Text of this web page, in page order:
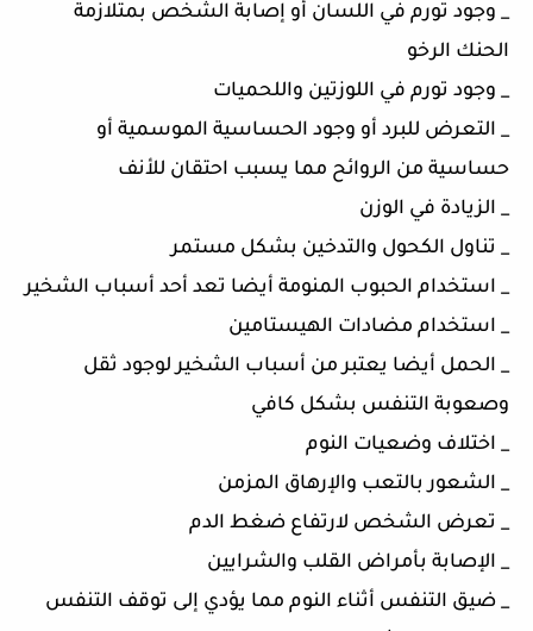
_ وجود تورم في اللسان أو إصابة الشخص بمتلازمة
الحنك الرخو
_ وجود تورم في اللوزتين واللحميات
_ التعرض للبرد أو وجود الحساسية الموسمية أو
حساسية من الروائح مما يسبب احتقان للأنف
_ الزيادة في الوزن
_ تناول الكحول والتدخين بشكل مستمر
_ استخدام الحبوب المنومة أيضا تعد أحد أسباب الشخير
_ استخدام مضادات الهيستامين
_ الحمل أيضا يعتبر من أسباب الشخير لوجود ثقل
وصعوبة التنفس بشكل كافي
_ اختلاف وضعيات النوم
_ الشعور بالتعب والإرهاق المزمن
_ تعرض الشخص لارتفاع ضغط الدم
_ الإصابة بأمراض القلب والشرايين
_ ضيق التنفس أثناء النوم مما يؤدي إلى توقف التنفس